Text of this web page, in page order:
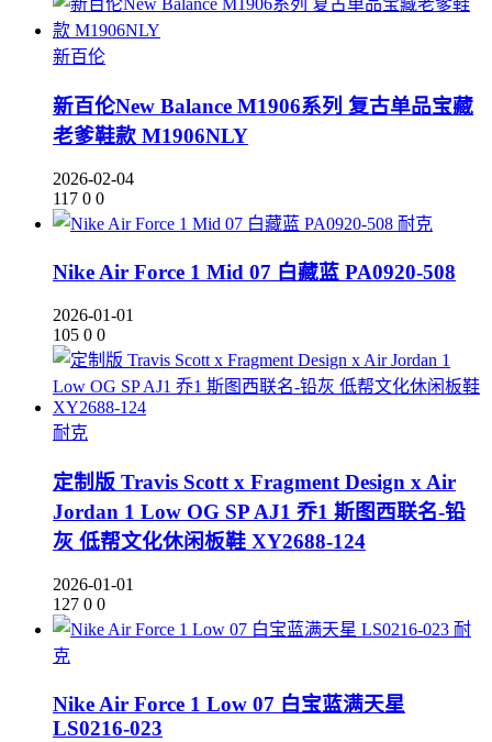
新百伦
新百伦New Balance M1906系列 复古单品宝藏
老爹鞋款 M1906NLY
2026-02-04
117 0 0
耐克
Nike Air Force 1 Mid 07 白藏蓝 PA0920-508
2026-01-01
105 0 0
耐克
定制版 Travis Scott x Fragment Design x Air
Jordan 1 Low OG SP AJ1 乔1 斯图西联名-铅
灰 低帮文化休闲板鞋 XY2688-124
2026-01-01
127 0 0
耐
克
Nike Air Force 1 Low 07 白宝蓝满天星
LS0216-023